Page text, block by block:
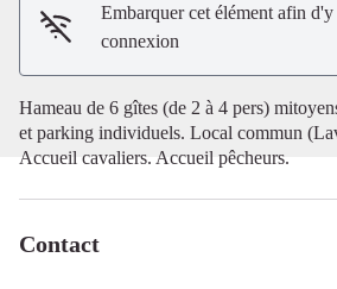
Embarquer cet élément afin
connexion
Hameau de 6 gîtes (de 2 à 4 pers)
et parking individuels. Local commun
Accueil cavaliers. Accueil pêcheurs.
Contact